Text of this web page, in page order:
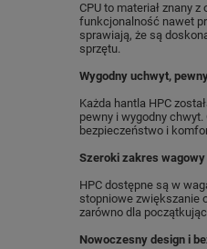
CPU to materiał znany
funkcjonalność nawet
sprawiają, że są
sprzętu.
Wygodny uchwyt,
Każda hantla HPC
pewny i wygodny
bezpieczeństwo i
Szeroki zakres wagowy
HPC dostępne są w
stopniowe zwiększanie
zarówno dla
Nowoczesny design i